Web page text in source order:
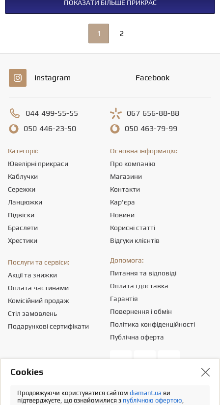
ПОКАЗАТИ БІЛЬШЕ ПРИКРАС
1 2
Instagram Facebook
044 499-55-55
050 446-23-50
067 656-88-88
050 463-79-99
Категорії:
Ювелірні прикраси
Каблучки
Сережки
Ланцюжки
Підвіски
Браслети
Хрестики
Основна інформація:
Про компанію
Магазини
Контакти
Кар'єра
Новини
Корисні статті
Відгуки клієнтів
Послуги та сервіси:
Акції та знижки
Оплата частинами
Комісійний продаж
Стіл замовлень
Подарункові сертифікати
Допомога:
Питання та відповіді
Оплата і доставка
Гарантія
Повернення і обмін
Політика конфіденційності
Публічна оферта
Місцезнаходження - 03151, м. Київ, вул. Смілянська, 8,
ідентифікаційний код згідно ЄДР – 43665334.
Сookies
Продовжуючи користуватися сайтом diamant.ua ви
підтверджуєте, що ознайомилися з публічною офертою,